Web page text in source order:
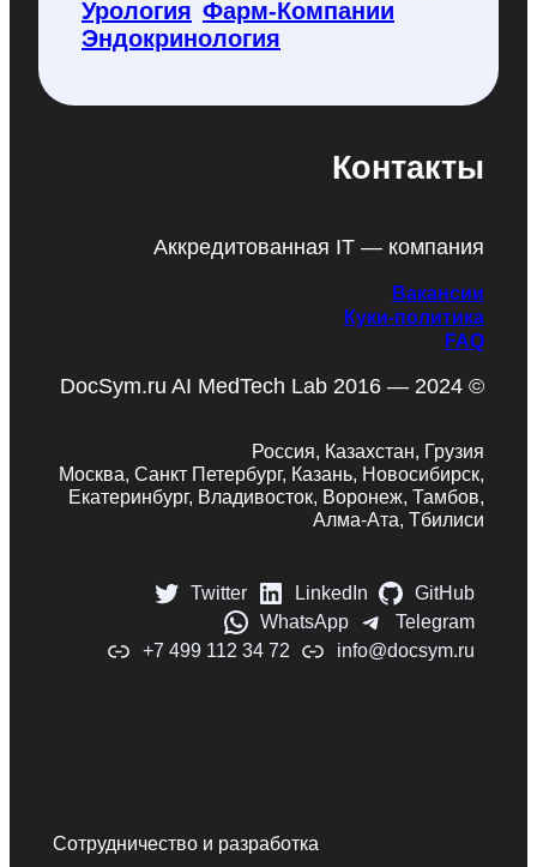
Урология Фарм-Компании
Эндокринология
Контакты
Аккредитованная IT — компания
Вакансии
Куки-политика
FAQ
DocSym.ru AI MedTech Lab 2016 — 2024 ©
Россия, Казахстан, Грузия
Москва, Санкт Петербург, Казань, Новосибирск,
Екатеринбург, Владивосток, Воронеж, Тамбов,
Алма-Ата, Тбилиси
Twitter LinkedIn
GitHub
WhatsApp
Telegram
+7 499 112 34 72
info@docsym.ru
Сотрудничество и разработка